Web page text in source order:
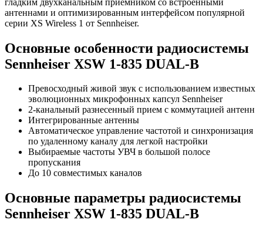
антеннами и оптимизированным интерфейсом популярной
серии XS Wireless 1 от Sennheiser.
Основные особенности радиосистемы
Sennheiser XSW 1-835 DUAL-B
Превосходный живой звук с использованием известных
эволюционных микрофонных капсул Sennheiser
2-канальный разнесенный прием с коммутацией антенн
Интегрированные антенны
Автоматическое управление частотой и синхронизация
по удаленному каналу для легкой настройки
Выбираемые частоты УВЧ в большой полосе
пропускания
До 10 совместимых каналов
Основные параметры радиосистемы
Sennheiser XSW 1-835 DUAL-B